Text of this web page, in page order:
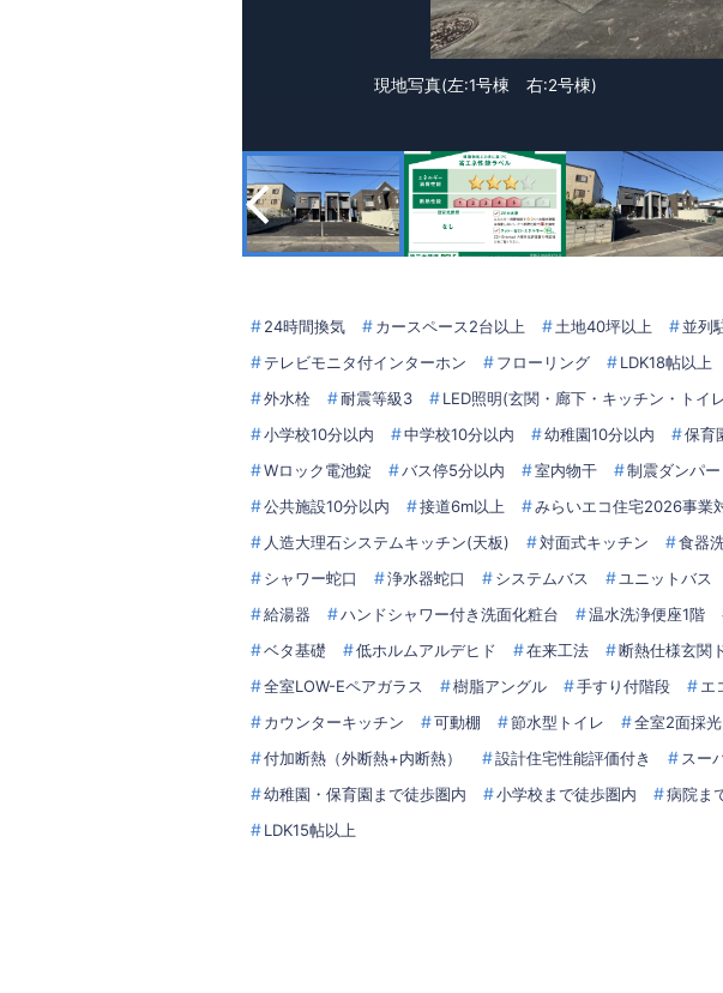
現地写真(左:1号棟 右:2号棟)
24時間換気 カースペース2台以上 土地40坪以上 並列
テレビモニタ付インターホン
フローリング LDK18帖以上
外水栓
耐震等級3
LED照明(玄関・廊下・キッチン・トイ
小学校10分以内
中学校10分以内 幼稚園10分以内 保育
Wロック電池錠
バス停5分以内 室内物干 制震ダンパー
公共施設10分以内
接道6m以上 みらいエコ住宅2026事業
人造大理石システムキッチン(天板)
対面式キッチン 食器
シャワー蛇口
浄水器蛇口 システムバス ユニットバス
給湯器
ハンドシャワー付き洗面化粧台 温水洗浄便座1階
ベタ基礎
低ホルムアルデヒド 在来工法
断熱仕様玄関
全室LOW-Eペアガラス
樹脂アングル 手すり付階段
エ
カウンターキッチン
可動棚 節水型トイレ 全室2面採光
付加断熱（外断熱+内断熱）
設計住宅性能評価付き
スー
幼稚園・保育園まで徒歩圏内
小学校まで徒歩圏内 病院ま
LDK15帖以上